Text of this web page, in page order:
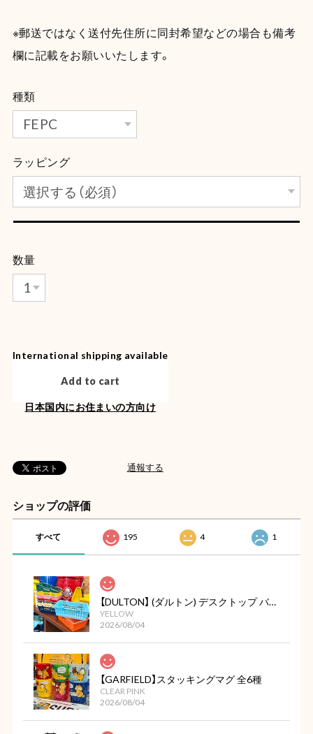
※郵送ではなく送付先住所に同封希望などの場合も備考
欄に記載をお願いいたします。
種類
ラッピング
数量
International shipping available
Add to cart
日本国内にお住まいの方向け
通報する
ショップの評価
すべて 195 4 1
【DULTON】 (ダルトン) デスクトップ バスケット
YELLOW
2026/08/04
【GARFIELD】スタッキングマグ 全6種
CLEAR PINK
2026/08/04